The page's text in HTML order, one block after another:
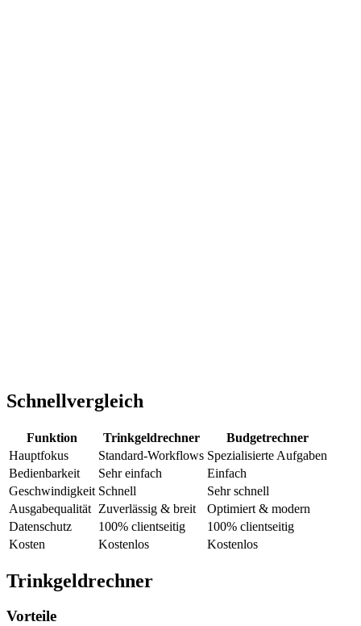
Schnellvergleich
Funktion Trinkgeldrechner
Budgetrechner
Hauptfokus
Standard-Workflows Spezialisierte Aufgaben
Bedienbarkeit
Sehr einfach
Einfach
Geschwindigkeit Schnell
Sehr schnell
Ausgabequalität Zuverlässig & breit
Optimiert & modern
Datenschutz
100% clientseitig
100% clientseitig
Kosten
Kostenlos Kostenlos
Trinkgeldrechner
Vorteile